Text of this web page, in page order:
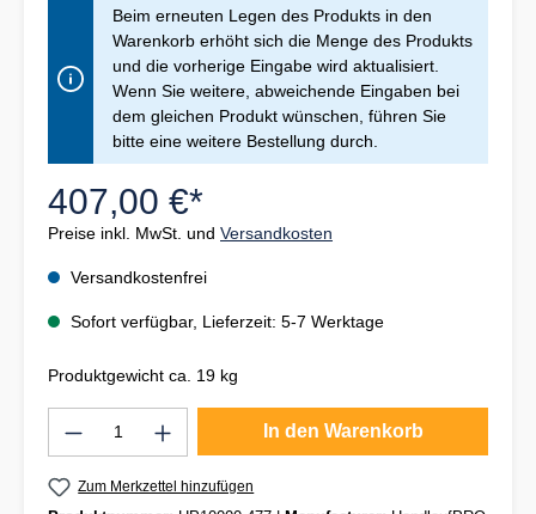
Beim erneuten Legen des Produkts in den
Warenkorb erhöht sich die Menge des Produkts
und die vorherige Eingabe wird aktualisiert.
Wenn Sie weitere, abweichende Eingaben bei
dem gleichen Produkt wünschen, führen Sie
bitte eine weitere Bestellung durch.
407,00 €*
Preise inkl. MwSt. und Versandkosten
Versandkostenfrei
Sofort verfügbar, Lieferzeit: 5-7 Werktage
Produktgewicht ca. 19 kg
Produkt Anzahl: Gib den gewünschten
In den Warenkorb
Zum Merkzettel hinzufügen